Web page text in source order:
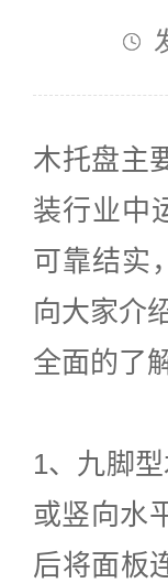
木托盘主
装行业中
可靠结实
向大家介
全面的了
1、九脚
或竖向水
后将面板